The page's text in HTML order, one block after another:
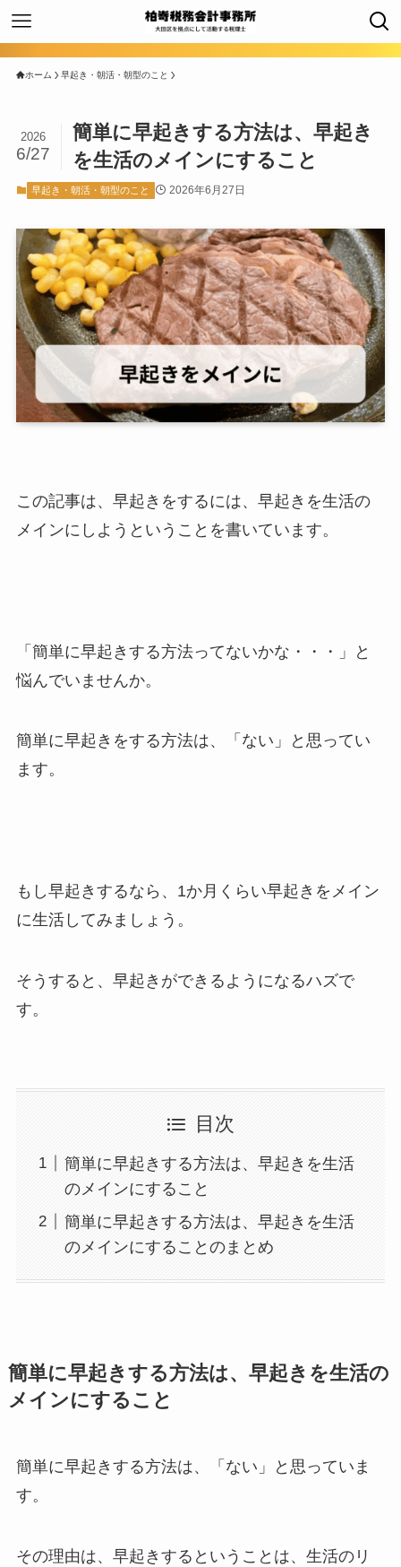
ホーム 早起き・朝活・朝型のこと
簡単に早起きする方法は、早起き
を生活のメインにすること
2026
6/27
早起き・朝活・朝型のこと 2026年6月27日
この記事は、早起きをするには、早起きを生活の
メインにしようということを書いています。
「簡単に早起きする方法ってないかな・・・」と
悩んでいませんか。
簡単に早起きをする方法は、「ない」と思ってい
ます。
もし早起きするなら、1か月くらい早起きをメイン
に生活してみましょう。
そうすると、早起きができるようになるハズで
す。
目次
簡単に早起きする方法は、早起きを生活
のメインにすること
簡単に早起きする方法は、早起きを生活
のメインにすることのまとめ
簡単に早起きする方法は、早起きを生活の
メインにすること
簡単に早起きする方法は、「ない」と思っていま
す。
その理由は、早起きするということは、生活のリ